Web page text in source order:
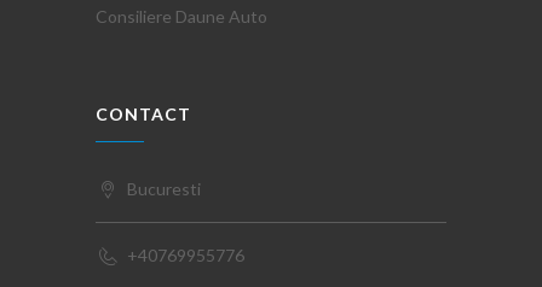
Consiliere Daune Auto
CONTACT
Bucuresti
+40769955776